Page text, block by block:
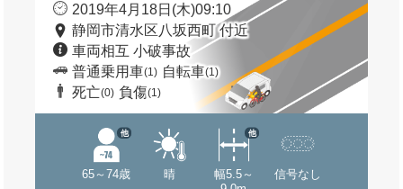
2019年4月18日(木)09:10
静岡市清水区八坂西町 付近
車両相互 小破事故
普通乗用車(1) 自転車(1)
死亡(0) 負傷(1)
65～74歳
他
晴
幅5.5～
他
信号なし